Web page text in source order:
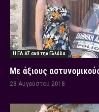
Η ΕΛ.ΑΣ ανά την Ελλάδα
Με άξιους
28 Αυγούστου 2018